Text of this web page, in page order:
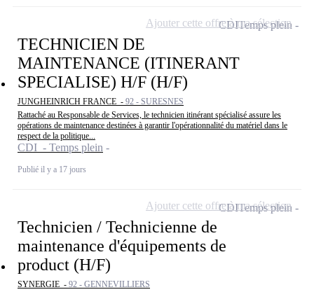
TECHNICIEN DE
MAINTENANCE (ITINERANT
SPECIALISE) H/F (H/F)
JUNGHEINRICH FRANCE - 92 - SURESNES
Rattaché au Responsable de Services, le technicien itinérant spécialisé assure les
opérations de maintenance destinées à garantir l'opérationnalité du matériel dans le
respect de la politique...
CDI - Temps plein
Publié il y a 17 jours
CDITemps plein
Ajouter cette offre à ma sélection
Technicien / Technicienne de
maintenance d'équipements de
product (H/F)
SYNERGIE - 92 - GENNEVILLIERS
CDITemps plein
Ajouter cette offre à ma sélection